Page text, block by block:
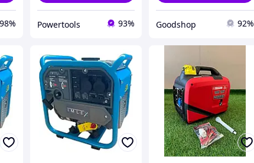
98% Powertools 93% Goodshop 92%